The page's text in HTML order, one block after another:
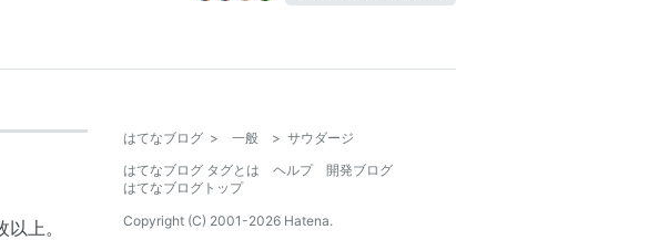
上。
はてなブログ > 一般 > サウダージ
はてなブログ タグとは
ヘルプ
開発ブログ
はてなブログトップ
Copyright (C) 2001-2026 Hatena.